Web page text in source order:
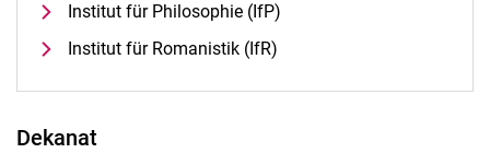
Institut für Philosophie (IfP)
Institut für Romanistik (IfR)
Dekanat